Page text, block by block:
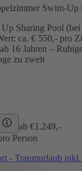
Swim-
Sharing Pool
ca. € 550,- pro
16 Jahren –
zu zweit
ab €1.249,-
Person
- Traumurlaub inkl.